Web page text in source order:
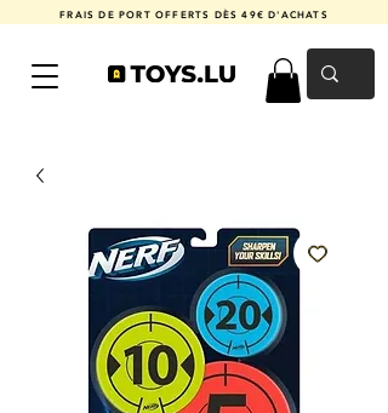
FRAIS DE PORT OFFERTS DÈS 49€ D'ACHATS